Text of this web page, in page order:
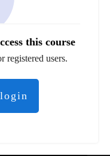
this course
registered users.